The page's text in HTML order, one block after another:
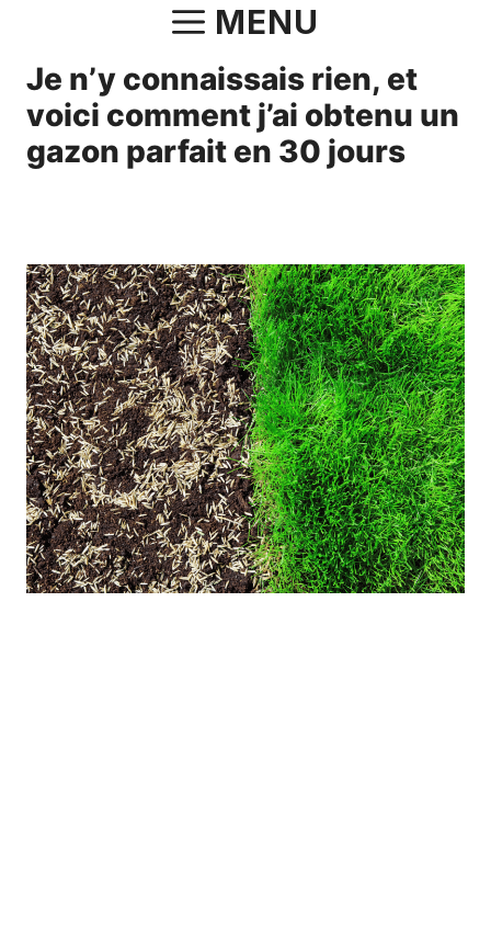
contenu
MENU
Je n’y connaissais rien, et
voici comment j’ai obtenu un
gazon parfait en 30 jours